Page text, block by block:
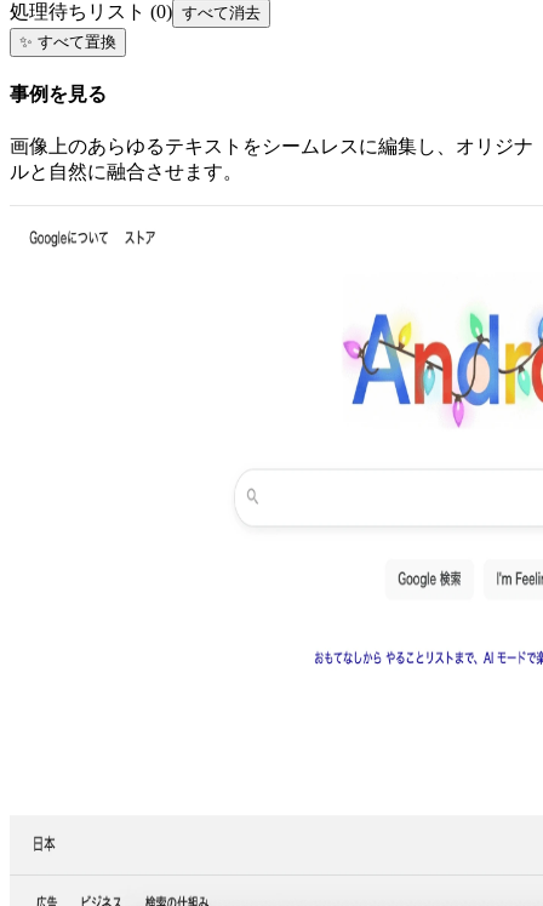
処理待ちリスト (0) すべて消去
✨ すべて置換
事例を見る
画像上のあらゆるテキストをシームレスに編集し、オリジナ
ルと自然に融合させます。